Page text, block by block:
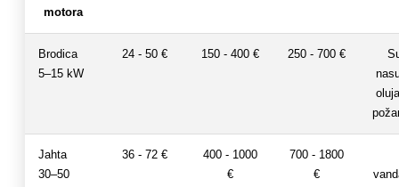
motora
Brodica
5–15 kW
24 - 50 € 150 - 400 € 250 - 700 €
Jahta
30–50
36 - 72 €
400 - 1000
€
700 - 1800
€